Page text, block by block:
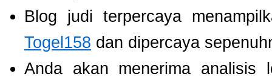
Blog judi terpercaya
Togel158 dan dipercaya
Anda akan menerima analisis